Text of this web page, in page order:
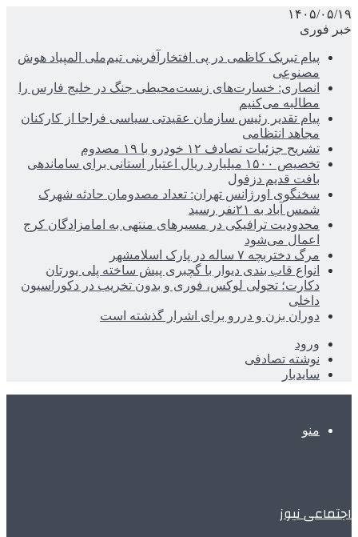
۱۴۰۵/۰۵/۱۹
خبر فوری
پیام تبریک کاظمی در پی افتخارآفرینی تیم‌ملی المپیاد هوش
مصنوعی
انصاری: خسارت‌های زیست‌محیطی جنگ در خلیج فارس را
مطالبه‌ می‌کنیم
پیام تقدیر رئیس سازمان عقیدتی سیاسی فراجا از کارکنان
مجاهد انتظامی
تشریح جزئیات تصادف ۱۲ خودرو با ۱۹ مصدوم
تخصیص ۱۵۰۰ میلیارد ریال اعتبار استانی برای ساماندهی
بافت قدیم دزفول
سخنگوی اورژانس تهران: تعداد مصدومان حادثه شهرک
شمس آباد به ۲۱نفر رسید
محدودیت ترافیکی در مسیرهای منتهی به امامزادگان کرج
اعمال می‌شود
مرگ دختربچه ۷ ساله در پارک اسلامشهر
انواع قاب بندی دیوار با گچبری پیش ساخته پلی یورتان
دکارت؛ تحولی لوکس، فوری و بدون تخریب در دکوراسیون
داخلی
دوران بزن و دررو برای اشرار گذشته است
ورود
نوشته تصادفی
سایدبار
منو
اجتماعی نیوز